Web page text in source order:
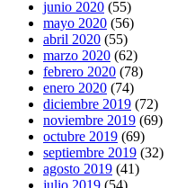
junio 2020 (55)
mayo 2020 (56)
abril 2020 (55)
marzo 2020 (62)
febrero 2020 (78)
enero 2020 (74)
diciembre 2019 (72)
noviembre 2019 (69)
octubre 2019 (69)
septiembre 2019 (32)
agosto 2019 (41)
julio 2019 (54)